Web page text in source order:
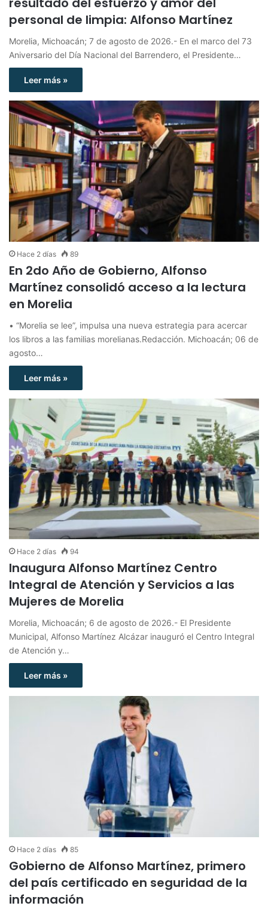
personal de limpia: Alfonso Martínez
Morelia, Michoacán; 7 de agosto de 2026.- En el marco del 73
Aniversario del Día Nacional del Barrendero, el Presidente…
Leer más »
Hace 2 días 89
En 2do Año de Gobierno, Alfonso
Martínez consolidó acceso a la lectura
en Morelia
• “Morelia se lee”, impulsa una nueva estrategia para acercar
los libros a las familias morelianas.Redacción. Michoacán; 06 de
agosto…
Leer más »
Hace 2 días 94
Inaugura Alfonso Martínez Centro
Integral de Atención y Servicios a las
Mujeres de Morelia
Morelia, Michoacán; 6 de agosto de 2026.- El Presidente
Municipal, Alfonso Martínez Alcázar inauguró el Centro Integral
de Atención y…
Leer más »
Hace 2 días 85
Gobierno de Alfonso Martínez, primero
del país certificado en seguridad de la
información